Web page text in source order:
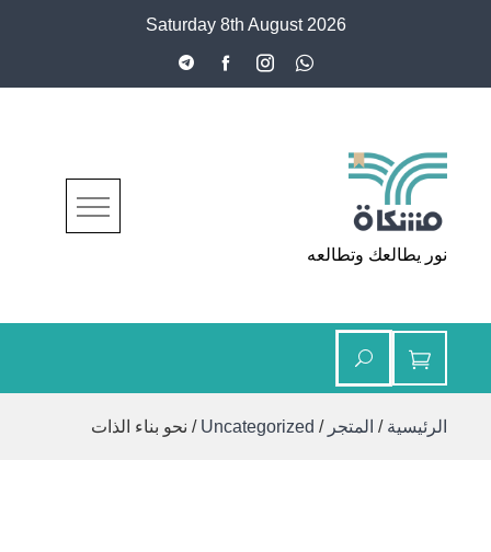
Saturday 8th August 2026
مشكاة
نور يطالعك وتطالعه
الرئيسية / المتجر /
Uncategorized / نحو بناء الذات